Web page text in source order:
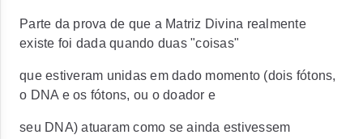
Parte da prova de que a Matriz Divina realmente
existe foi dada quando duas "coisas"
que estiveram unidas em dado momento (dois fótons,
o DNA e os fótons, ou o doador e
seu DNA) atuaram como se ainda estivessem